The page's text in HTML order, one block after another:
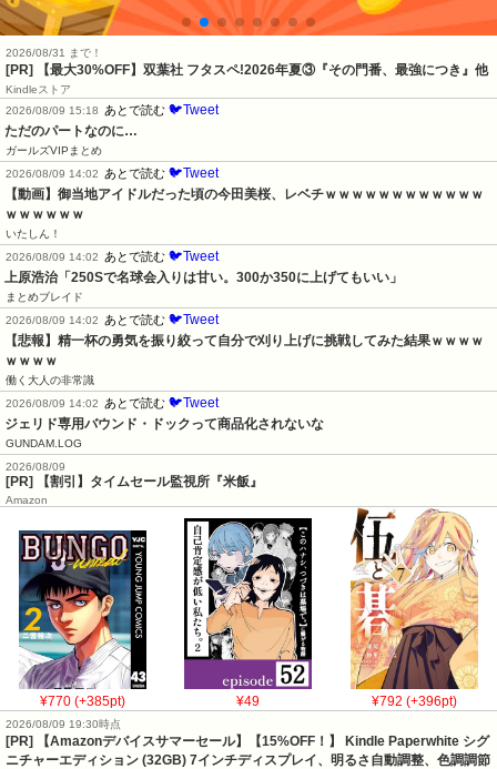
2026/08/31 まで！
[PR] 【最大30%OFF】双葉社 フタスペ!2026年夏③『その門番、最強につき』他
Kindleストア
2026/08/09 15:18 あとで読む 🐦Tweet
ただのパートなのに…
ガールズVIPまとめ
2026/08/09 14:02 あとで読む 🐦Tweet
【動画】御当地アイドルだった頃の今田美桜、レベチｗｗｗｗｗｗｗｗｗｗｗｗ
ｗｗｗｗｗｗ
いたしん！
2026/08/09 14:02 あとで読む 🐦Tweet
上原浩治「250Sで名球会入りは甘い。300か350に上げてもいい」
まとめブレイド
2026/08/09 14:02 あとで読む 🐦Tweet
【悲報】精一杯の勇気を振り絞って自分で刈り上げに挑戦してみた結果ｗｗｗｗ
ｗｗｗｗ
働く大人の非常識
2026/08/09 14:02 あとで読む 🐦Tweet
ジェリド専用バウンド・ドックって商品化されないな
GUNDAM.LOG
2026/08/09
[PR] 【割引】タイムセール監視所『米飯』
Amazon
¥770 (+385pt) ¥49 ¥792 (+396pt)
2026/08/09 19:30時点
[PR] 【Amazonデバイスサマーセール】【15%OFF！】 Kindle Paperwhite シグ
ニチャーエディション (32GB) 7インチディスプレイ、明るさ自動調整、色調調節